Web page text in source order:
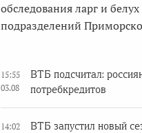
обследования ларг и
подразделений
15:55
03.08
ВТБ подсчитал:
потребкредитов
14:02
ВТБ запустил новый